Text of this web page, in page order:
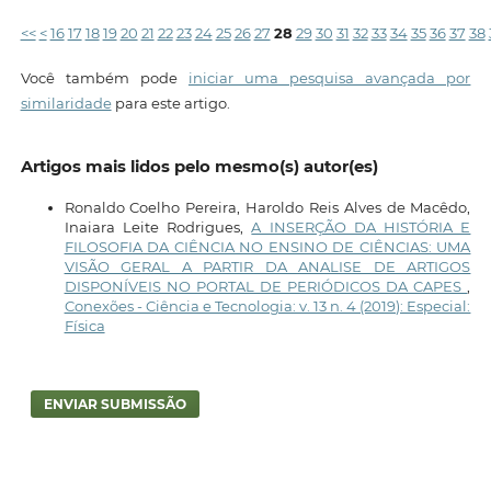
<< < 16 17 18 19 20 21 22 23 24 25 26 27 28 29 30 31 32 33 34 35 36 37 38
Você também pode iniciar uma pesquisa avançada por
similaridadepara este artigo.
Artigos mais lidos pelo mesmo(s) autor(es)
Ronaldo Coelho Pereira, Haroldo Reis Alves de Macêdo,
Inaiara Leite Rodrigues,A INSERÇÃO DA HISTÓRIA E
FILOSOFIA DA CIÊNCIA NO ENSINO DE CIÊNCIAS: UMA
VISÃO GERAL A PARTIR DA ANALISE DE ARTIGOS
DISPONÍVEIS NO PORTAL DE PERIÓDICOS DA CAPES
Conexões - Ciência e Tecnologia: v. 13 n. 4 (2019): Especial:
Física
ENVIAR SUBMISSÃO